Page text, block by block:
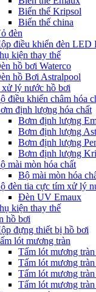
Biến thế Kripsol
Biến thế china
đèn
điều khiển đèn LED
kiện thay thế
hồ bơi Waterco
hồ Bơi Astralpool
lý nước hồ bơi
điều khiển châm hóa
định lượng hóa chất
Bơm định lượng
Bơm định lượng
Bơm định lượng
Bơm định lượng
mài mòn hóa chất
Bộ mài mòn hóa
đèn tia cực tím xử lý
Đèn UV Emaux
kiện thay thế
hồ bơi
đựng thiết bị hồ bơi
lót mương tràn
Tấm lót mương
Tấm lót mương
Tấm lót mương
Tấm lót mương